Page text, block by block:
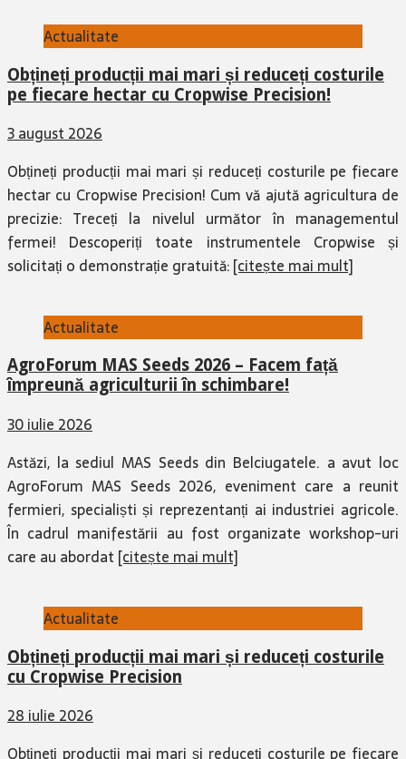
Actualitate
Obțineți producții mai mari și reduceți costurile
pe fiecare hectar cu Cropwise Precision!
3 august 2026
Obțineți producții mai mari și reduceți costurile pe fiecare
hectar cu Cropwise Precision! Cum vă ajută agricultura de
precizie: Treceți la nivelul următor în managementul
fermei! Descoperiți toate instrumentele Cropwise și
solicitați o demonstrație gratuită:[citește mai mult]
Actualitate
AgroForum MAS Seeds 2026 – Facem față
împreună agriculturii în schimbare!
30 iulie 2026
Astăzi, la sediul MAS Seeds din Belciugatele. a avut loc
AgroForum MAS Seeds 2026, eveniment care a reunit
fermieri, specialiști și reprezentanți ai industriei agricole.
În cadrul manifestării au fost organizate workshop-uri
care au abordat [citește mai mult]
Actualitate
Obțineți producții mai mari și reduceți costurile
cu Cropwise Precision
28 iulie 2026
Obțineți producții mai mari și reduceți costurile pe fiecare